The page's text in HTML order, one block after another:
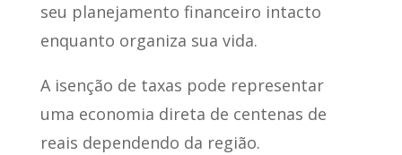
seu planejamento financeiro intacto
enquanto organiza sua vida.
A isenção de taxas pode representar
uma economia direta de centenas de
reais dependendo da região.